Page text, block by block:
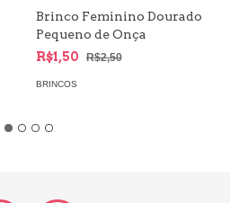
Brinco Feminino Dourado
Pequeno de Onça
R$1,50
R$2,50
BRINCOS